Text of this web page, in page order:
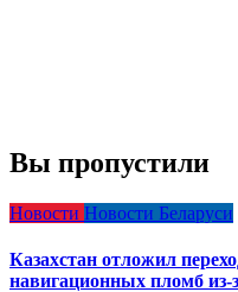
Вы пропустили
Новости Новости Беларуси
Казахстан отложил
навигационных пломб из-